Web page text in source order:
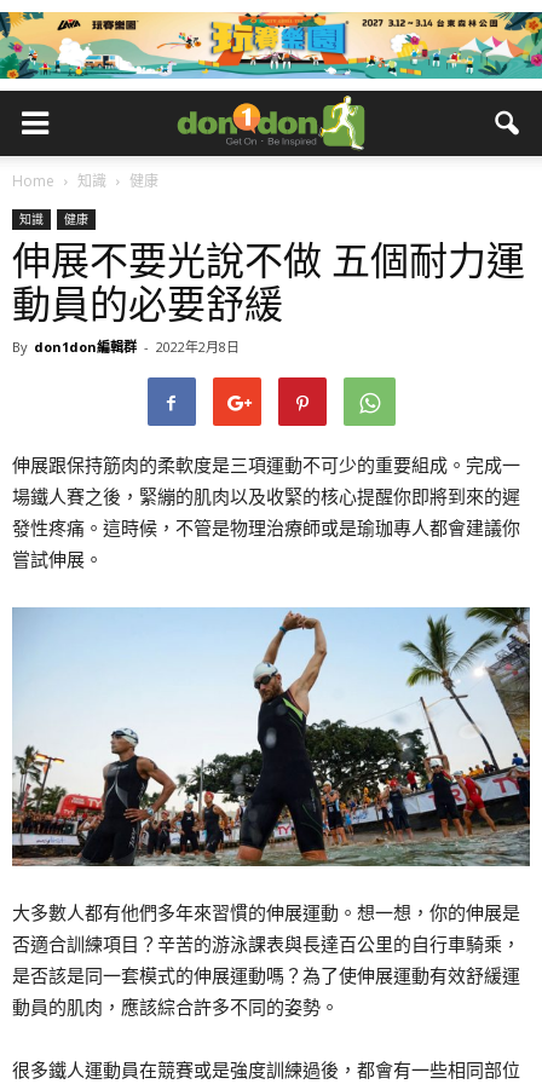
Home 知識 健康
知識 健康
伸展不要光說不做 五個耐力運
動員的必要舒緩
By don1don編輯群 - 2022年2月8日
伸展跟保持筋肉的柔軟度是三項運動不可少的重要組成。完成一
場鐵人賽之後，緊繃的肌肉以及收緊的核心提醒你即將到來的遲
發性疼痛。這時候，不管是物理治療師或是瑜珈專人都會建議你
嘗試伸展。
大多數人都有他們多年來習慣的伸展運動。想一想，你的伸展是
否適合訓練項目？辛苦的游泳課表與長達百公里的自行車騎乘，
是否該是同一套模式的伸展運動嗎？為了使伸展運動有效舒緩運
動員的肌肉，應該綜合許多不同的姿勢。
很多鐵人運動員在競賽或是強度訓練過後，都會有一些相同部位